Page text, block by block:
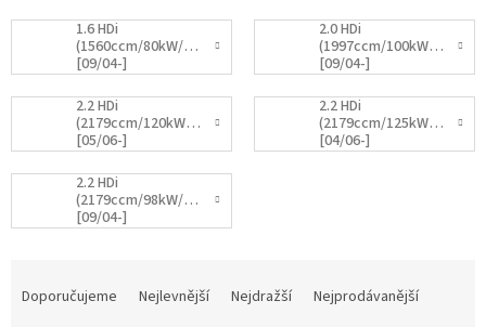
1.6 HDi
(1560ccm/80kW/109HP)
[09/04-]
2.0 HDi
(1997ccm/100kW/136HP)
[09/04-]
2.2 HDi
(2179ccm/120kW/163HP)
[05/06-]
2.2 HDi
(2179ccm/125kW/170HP)
[04/06-]
2.2 HDi
(2179ccm/98kW/133HP)
[09/04-]
Doporučujeme Nejlevnější Nejdražší
Nejprodávanější